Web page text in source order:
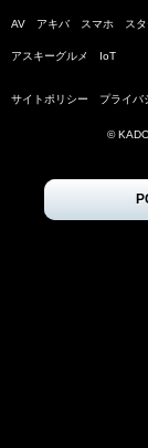
AV アキバ スマホ ス
アスキーグルメ IoT
サイトポリシー プライバ
©